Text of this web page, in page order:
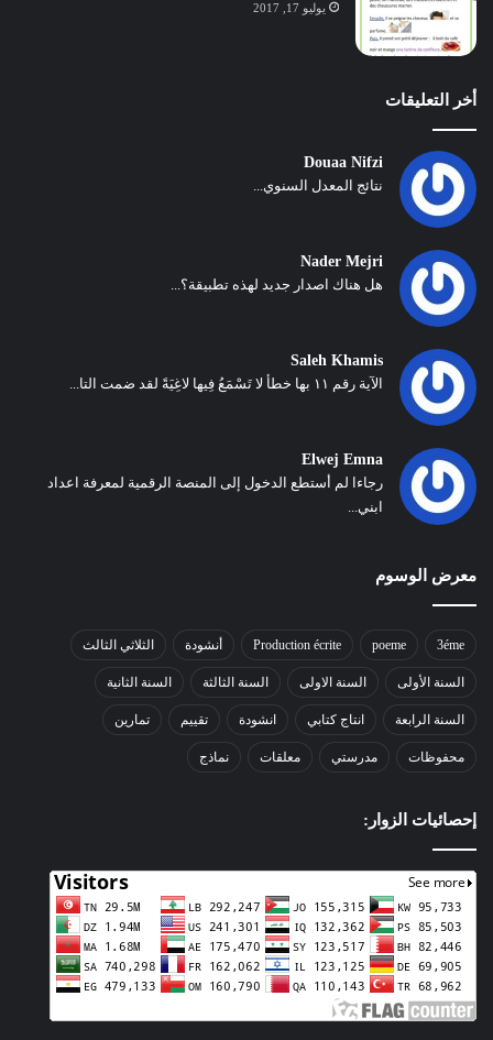
يوليو 17, 2017
أخر التعليقات
Douaa Nifzi
نتائج المعدل السنوي...
Nader Mejri
هل هناك اصدار جديد لهذه تطبيقة؟...
Saleh Khamis
الآية رقم ١١ بها خطأ لا تَسْمَعُ فِيها لاغِيَةً لقد ضمت التا...
Elwej Emna
رجاءا لم أستطع الدخول إلى المنصة الرقمية لمعرفة اعداد
ابني...
معرض الوسوم
3éme
poeme
Production écrite أنشودة الثلاثي الثالث
السنة الأولى السنة الاولى السنة الثالثة السنة الثانية
السنة الرابعة انتاج كتابي انشودة تقييم تمارين
محفوظات مدرستي معلقات نماذج
إحصائيات الزوار: